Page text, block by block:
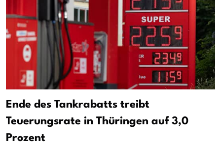
Ende des Tankrabatts treibt
Teuerungsrate in Thüringen auf 3,0
Prozent